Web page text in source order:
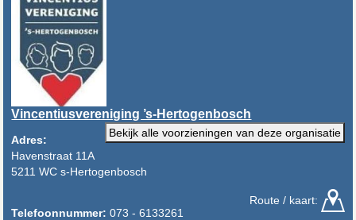
Vincentiusvereniging ’s-Hertogenbosch
Bekijk alle voorzieningen van deze organisatie
Adres:
Havenstraat 11A
5211 WC s-Hertogenbosch
Route / kaart:
Telefoonnummer: 073 - 6133261